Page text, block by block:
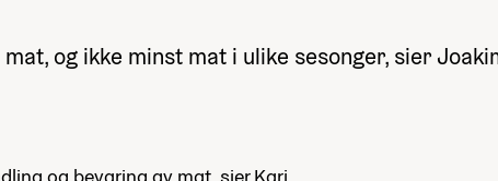
og ikke minst mat i ulike sesonger, sier
og bevaring av mat, sier Kari.